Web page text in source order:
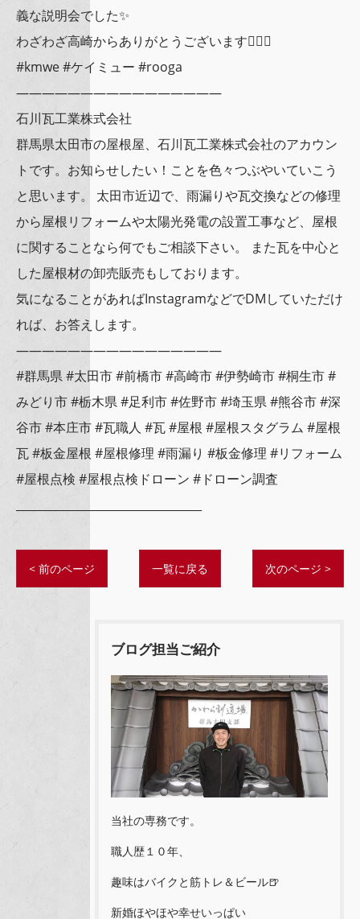
義な説明会でした✨
わざわざ高崎からありがとうございます🙇🏻‍♂
#kmwe #ケイミュー #rooga
————————————————
石川瓦工業株式会社
群馬県太田市の屋根屋、石川瓦工業株式会社のアカウン
トです。お知らせしたい！ことを色々つぶやいていこう
と思います。 太田市近辺で、雨漏りや瓦交換などの修理
から屋根リフォームや太陽光発電の設置工事など、屋根
に関することなら何でもご相談下さい。 また瓦を中心と
した屋根材の卸売販売もしております。
気になることがあればInstagramなどでDMしていただけ
れば、お答えします。
————————————————
#群馬県 #太田市 #前橋市 #高崎市 #伊勢崎市 #桐生市 #
みどり市 #栃木県 #足利市 #佐野市 #埼玉県 #熊谷市 #深
谷市 #本庄市 #瓦職人 #瓦 #屋根 #屋根スタグラム #屋根
瓦 #板金屋根 #屋根修理 #雨漏り #板金修理 #リフォーム
#屋根点検 #屋根点検ドローン #ドローン調査
< 前のページ 一覧に戻る 次のページ >
ブログ担当ご紹介
当社の専務です。
職人歴１０年、
趣味はバイクと筋トレ＆ビール🍺
新婚ほやほや幸せいっぱい